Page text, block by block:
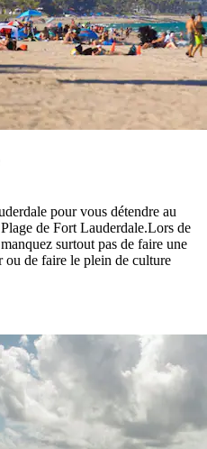
pour vous détendre au
de Fort Lauderdale.Lors de
surtout pas de faire une
ou de faire le plein de culture